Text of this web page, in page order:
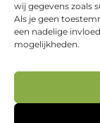
wij gegevens zoals
Als je geen
een nadelige
mogelijkheden.
jouw
slimme
leefomgeving!